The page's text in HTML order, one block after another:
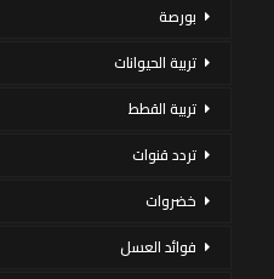
بورصة
تربية الحيوانات
تربية القطط
تردد قنوات
خضروات
فوائد العسل